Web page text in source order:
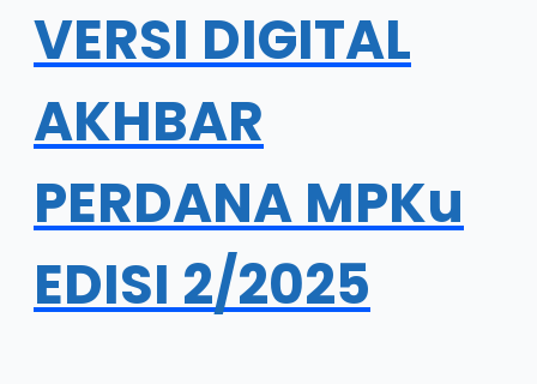
VERSI DIGITAL
AKHBAR
PERDANA MPKu
EDISI 2/2025